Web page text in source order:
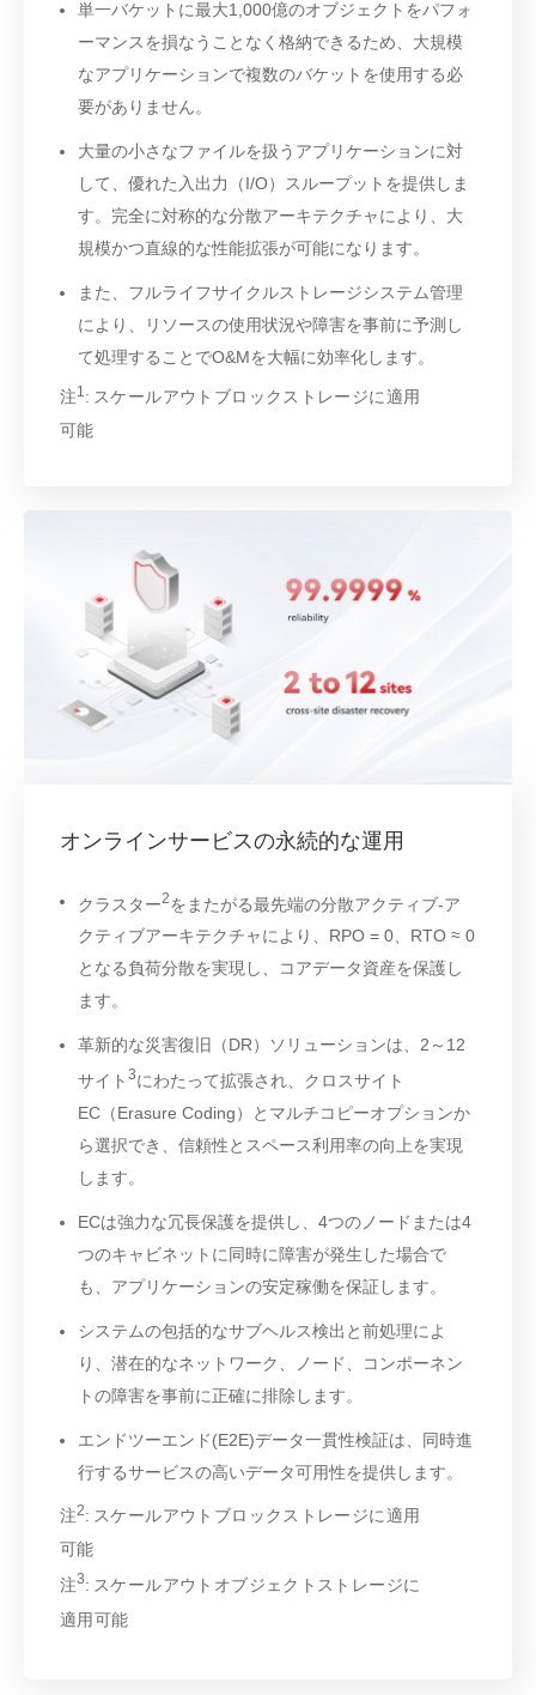
単一バケットに最大1,000億のオブジェクトをパフォ
ーマンスを損なうことなく格納できるため、大規模
なアプリケーションで複数のバケットを使用する必
要がありません。
大量の小さなファイルを扱うアプリケーションに対
して、優れた入出力（I/O）スループットを提供しま
す。完全に対称的な分散アーキテクチャにより、大
規模かつ直線的な性能拡張が可能になります。
また、フルライフサイクルストレージシステム管理
により、リソースの使用状況や障害を事前に予測し
て処理することでO&Mを大幅に効率化します。
注1 : スケールアウトブロックストレージに適用
可能
オンラインサービスの永続的な運用
クラスター2をまたがる最先端の分散アクティブ-ア
クティブアーキテクチャにより、RPO = 0、RTO ≈ 0
となる負荷分散を実現し、コアデータ資産を保護し
ます。
革新的な災害復旧（DR）ソリューションは、2～12
サイト 3にわたって拡張され、クロスサイト
EC（Erasure Coding）とマルチコピーオプションか
ら選択でき、信頼性とスペース利用率の向上を実現
します。
ECは強力な冗長保護を提供し、4つのノードまたは4
つのキャビネットに同時に障害が発生した場合で
も、アプリケーションの安定稼働を保証します。
システムの包括的なサブヘルス検出と前処理によ
り、潜在的なネットワーク、ノード、コンポーネン
トの障害を事前に正確に排除します。
エンドツーエンド(E2E)データ一貫性検証は、同時進
行するサービスの高いデータ可用性を提供します。
注2: スケールアウトブロックストレージに適用
可能
注3: スケールアウトオブジェクトストレージに
適用可能